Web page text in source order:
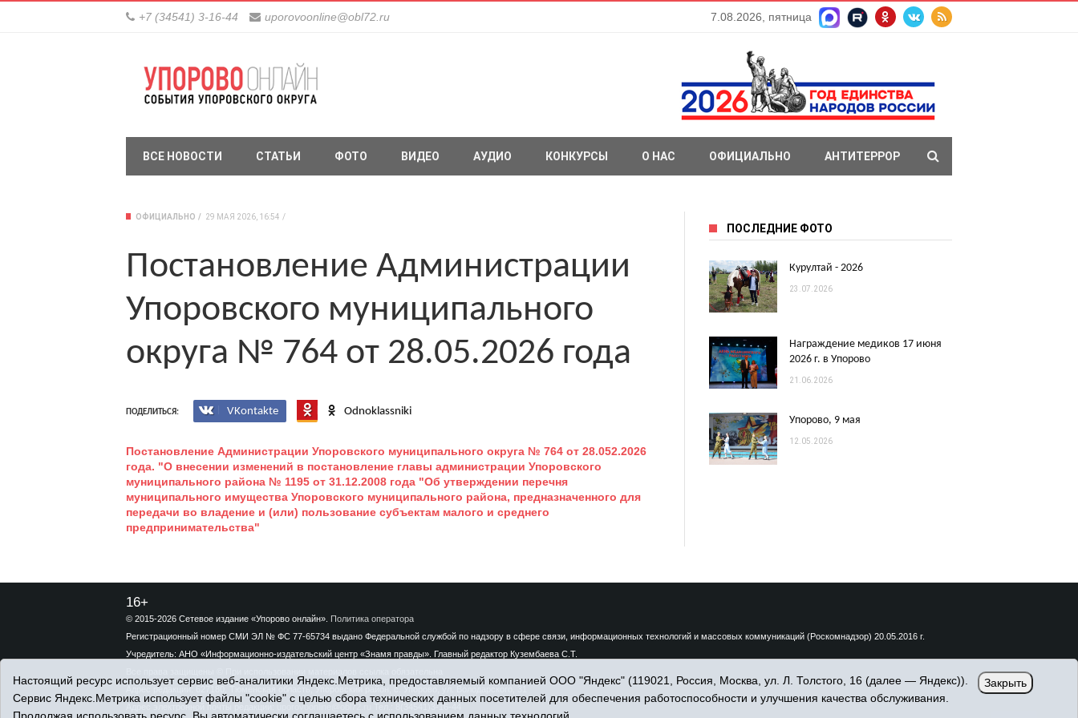
+7 (34541) 3-16-44 uporovoonline@obl72.ru 7.08.2026, пятница
ВСЕ НОВОСТИ СТАТЬИ ФОТО ВИДЕО АУДИО КОНКУРСЫ О НАС ОФИЦИАЛЬНО АНТИТЕРРОР
ОФИЦИАЛЬНО 29 МАЯ 2026, 16:54
Постановление Администрации
Упоровского муниципального
округа № 764 от 28.05.2026 года
ПОДЕЛИТЬСЯ: VKontakte Odnoklassniki
Постановление Администрации Упоровского муниципального округа № 764 от 28.052.2026
года. "О внесении изменений в постановление главы администрации Упоровского
муниципального района № 1195 от 31.12.2008 года "Об утверждении перечня
муниципального имущества Упоровского муниципального района, предназначенного для
передачи во владение и (или) пользование субъектам малого и среднего
предпринимательства"
ПОСЛЕДНИЕ ФОТО
Курултай - 2026
23.07.2026
Награждение медиков 17 июня
2026 г. в Упорово
21.06.2026
Упорово, 9 мая
12.05.2026
16+
© 2015-2026 Сетевое издание «Упорово онлайн». Политика оператора
Регистрационный номер СМИ ЭЛ № ФС 77-65734 выдано Федеральной службой по надзору в сфере связи, информационных технологий и массовых коммуникаций (Роскомнадзор) 20.05.2016 г.
Учредитель: АНО «Информационно-издательский центр «Знамя правды». Главный редактор Кузембаева С.Т.
Адрес редакции: 627180, Тюменская область, Упоровский район, с. Упорово, ул. Володарского, 31
Адрес электронной почты редакции:
uporovoonline@obl72.ru Тел.: 8(34541)3-16-44
Настоящий ресурс использует сервис веб-аналитики Яндекс.Метрика, предоставляемый компанией ООО "Яндекс" (119021, Россия, Москва, ул. Л. Толстого, 16 (далее — Яндекс)).
Сервис Яндекс.Метрика использует файлы "cookie" с целью сбора технических данных посетителей для обеспечения работоспособности и улучшения качества обслуживания.
Закрыть